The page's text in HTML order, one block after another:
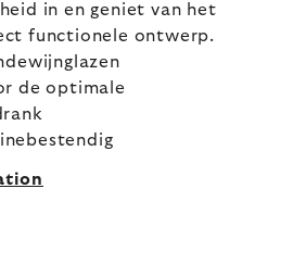
in en geniet van het
functionele ontwerp.
de optimale